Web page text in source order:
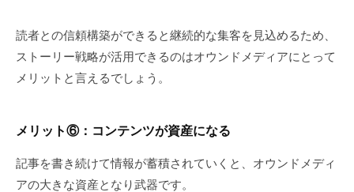
読者との信頼構築ができると継続的な集客を見込めるため、
ストーリー戦略が活用できるのはオウンドメディアにとって
メリットと言えるでしょう。
メリット⑥：コンテンツが資産になる
記事を書き続けて情報が蓄積されていくと、オウンドメディ
アの大きな資産となり武器です。